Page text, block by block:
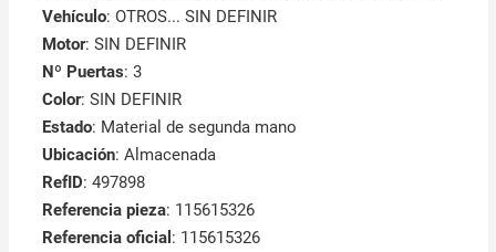
Vehículo: OTROS... SIN DEFINIR
Motor: SIN DEFINIR
Nº Puertas: 3
Color: SIN DEFINIR
Estado: Material de segunda mano
Ubicación: Almacenada
RefID: 497898
Referencia pieza: 115615326
Referencia oficial : 115615326